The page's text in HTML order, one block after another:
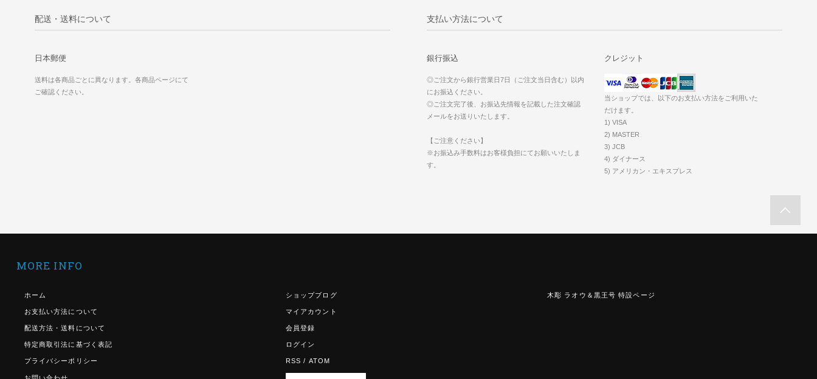
配送・送料について
日本郵便
送料は各商品ごとに異なります。各商品ページにて
ご確認ください。
支払い方法について
銀行振込
◎ご注文から銀行営業日7日（ご注文当日含む）以内
にお振込ください。
◎ご注文完了後、お振込先情報を記載した注文確認
メールをお送りいたします。
【ご注意ください】
※お振込み手数料はお客様負担にてお願いいたしま
す。
クレジット
当ショップでは、以下のお支払い方法をご利用いた
だけます。
1) VISA
2) MASTER
3) JCB
4) ダイナース
5) アメリカン・エキスプレス
MORE INFO
ホーム
お支払い方法について
配送方法・送料について
特定商取引法に基づく表記
プライバシーポリシー
ショップブログ
マイアカウント
会員登録
ログイン
RSS / ATOM
木彫 ラオウ＆黒王号 特設ページ